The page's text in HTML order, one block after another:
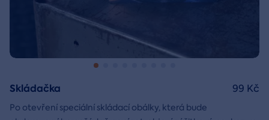
Skládačka
Po otevření speciální skládací obálky, která bude
99 Kč